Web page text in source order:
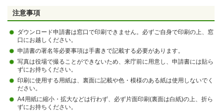
注意事項
ダウンロード申請書は窓口で印刷できません。必ずご自身で印刷の上、窓
口にお越しください。
申請書の署名等必要事項は手書きで記載する必要があります。
写真は役場で撮ることができないため、来庁前に用意し、申請書には貼ら
ずにお持ちください。
印刷に使用する用紙は、裏面に記載や色・模様のある紙は使用しないでく
ださい。
A4用紙に縮小・拡大などは行わず、必ず片面印刷(裏面は白紙)の上、折ら
ずにお持ちください。